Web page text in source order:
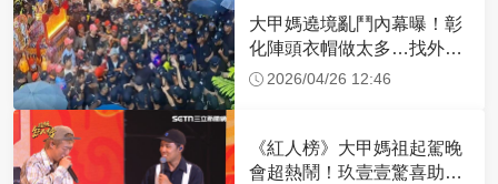
大甲媽遶境亂鬥內幕曝！彰
化陣頭衣帽做太多…找外援
慘變「自己人互打」
2026/04/26 12:46
《紅人榜》大甲媽祖起駕晚
會超熱鬧！玖壹壹驚喜助陣